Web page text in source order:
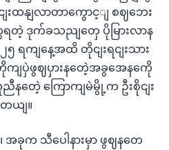
ထနျလာတာကွောင့ျ စဈဘေး
ရတဲ့ ဒုက်ခသညျတှေ ပိုမြားလာန
၅ ရကျနေ့အထိ တိုငျးရငျးသား
ျပှဲဖွဈပှားနတေဲ့အခွအေနကေို
တေဲ့ ကြောကျမဲမွို့က ဦးစိုငျး
ယျ။
အခုက သီပေါနားမှာ ဖွဈနတေ